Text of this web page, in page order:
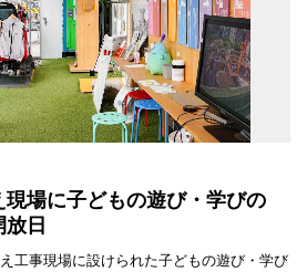
場に子どもの遊び・学びの
日
工事現場に設けられた子どもの遊び・学び